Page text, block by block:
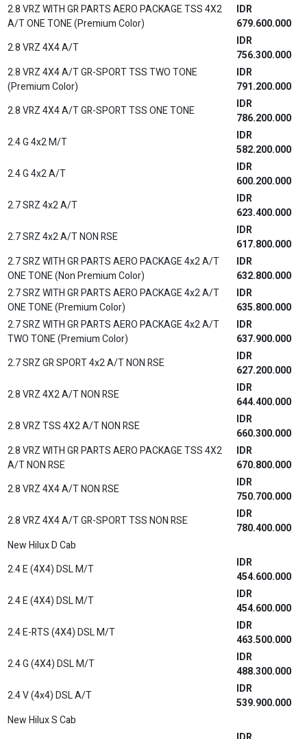
2.8 VRZ WITH GR PARTS AERO PACKAGE TSS 4X2
A/T ONE TONE (Premium Color)
IDR
679.600.000
2.8 VRZ 4X4 A/T
IDR
756.300.000
2.8 VRZ 4X4 A/T GR-SPORT TSS TWO TONE
(Premium Color)
IDR
791.200.000
2.8 VRZ 4X4 A/T GR-SPORT TSS ONE TONE
IDR
786.200.000
2.4 G 4x2 M/T
IDR
582.200.000
2.4 G 4x2 A/T
IDR
600.200.000
2.7 SRZ 4x2 A/T
IDR
623.400.000
2.7 SRZ 4x2 A/T NON RSE
IDR
617.800.000
2.7 SRZ WITH GR PARTS AERO PACKAGE 4x2 A/T
ONE TONE (Non Premium Color)
IDR
632.800.000
2.7 SRZ WITH GR PARTS AERO PACKAGE 4x2 A/T
ONE TONE (Premium Color)
IDR
635.800.000
2.7 SRZ WITH GR PARTS AERO PACKAGE 4x2 A/T
TWO TONE (Premium Color)
IDR
637.900.000
2.7 SRZ GR SPORT 4x2 A/T NON RSE
IDR
627.200.000
2.8 VRZ 4X2 A/T NON RSE
IDR
644.400.000
2.8 VRZ TSS 4X2 A/T NON RSE
IDR
660.300.000
2.8 VRZ WITH GR PARTS AERO PACKAGE TSS 4X2
A/T NON RSE
IDR
670.800.000
2.8 VRZ 4X4 A/T NON RSE
IDR
750.700.000
2.8 VRZ 4X4 A/T GR-SPORT TSS NON RSE
IDR
780.400.000
New Hilux D Cab
2.4 E (4X4) DSL M/T
IDR
454.600.000
2.4 E (4X4) DSL M/T
IDR
454.600.000
2.4 E-RTS (4X4) DSL M/T
IDR
463.500.000
2.4 G (4X4) DSL M/T
IDR
488.300.000
2.4 V (4x4) DSL A/T
IDR
539.900.000
New Hilux S Cab